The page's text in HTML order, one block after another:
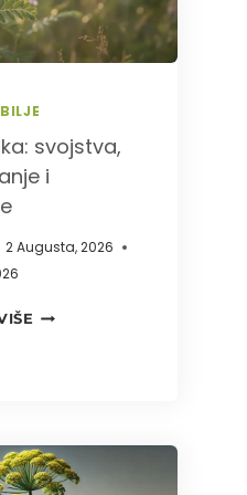
svojstva,
i
2 Augusta, 2026
SLADIĆ
I
NUSPOJAVE